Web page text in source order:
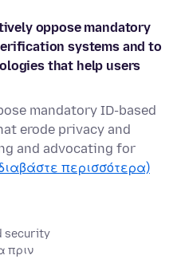
oppose mandatory
systems and to
that help users
mandatory ID-based
erode privacy and
and advocating for
περισσότερα)
security
πριν